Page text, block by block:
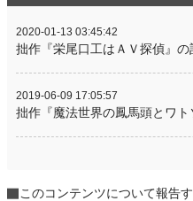
2020-01-13 03:45:42
拙作『栄尾口工はＡＶ探偵』の
2019-06-09 17:05:57
拙作『魔法世界の鳳馬頭とワ
このコンテンツについて報告